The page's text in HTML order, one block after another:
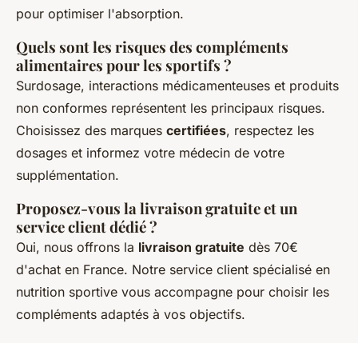
pour optimiser l'absorption.
Quels sont les risques des compléments
alimentaires pour les sportifs ?
Surdosage, interactions médicamenteuses et produits
non conformes représentent les principaux risques.
Choisissez des marques certifiées, respectez les
dosages et informez votre médecin de votre
supplémentation.
Proposez-vous la livraison gratuite et un
service client dédié ?
Oui, nous offrons la livraison gratuite dès 70€
d'achat en France. Notre service client spécialisé en
nutrition sportive vous accompagne pour choisir les
compléments adaptés à vos objectifs.